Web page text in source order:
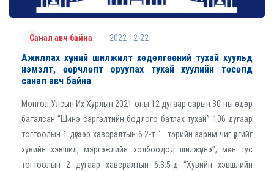
Санал авч байна 2022-12-22
Ажиллах хүчний шилжилт хөдөлгөөний тухай хуульд
нэмэлт, өөрчлөлт оруулах тухай хуулийн төсөлд
санал авч байна
Монгол Улсын Их Хурлын 2021 оны 12 дугаар сарын 30-ны өдөр
баталсан “Шинэ сэргэлтийн бодлого батлах тухай” 106 дугаар
тогтоолын 1 дүгээр хавсралтын 6.2-т “… төрийн зарим чиг үүргийг
хувийн хэвшил, мэргэжлийн холбоодод шилжүүлнэ”, мөн тус
тогтоолын 2 дугаар хавсралтын 6.3.5-д “Хувийн хэвшлийн